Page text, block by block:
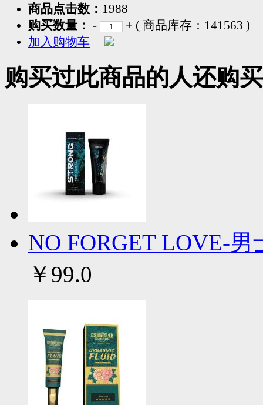
商品点击数： 1988
购买数量： - + ( 商品库存： 141563 )
加入购物车
购买过此商品的人还购
NO FORGET LOVE-
￥99.0